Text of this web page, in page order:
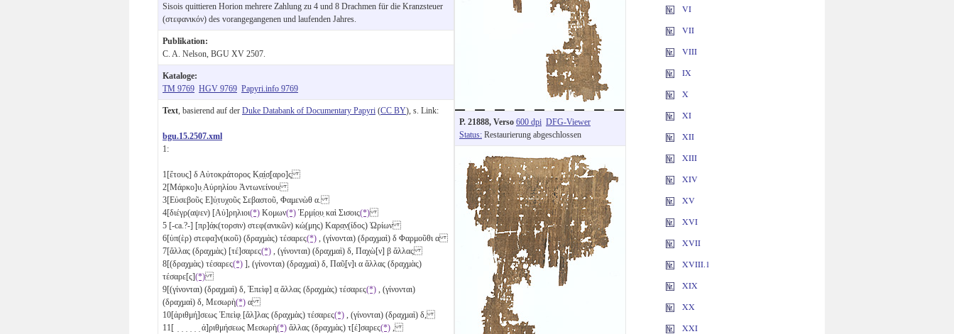
Sisois quittieren Horion mehrere Zahlung zu 4 und 8 Drachmen für die Kranzsteuer
(στεφανικόν) des vorangegangenen und laufenden Jahres.
Publikation:
C. A. Nelson, BGU XV 2507.
Kataloge:
TM 9769 HGV 9769 Papyri.info 9769
Text , basierend auf der Duke Databank of Documentary Papyri (CC BY), s. Link:
bgu.15.2507.xml
1:
1 [ἔτους] δ Αὐτοκράτορος Κ̣α̣ί̣σ̣[αρο]ς̣
2[Μάρκο]υ̣ Αὐρηλίου Ἀντωνείνου
3[Εὐσεβοῦς Ε]ὐ̣τυχοῦς Σεβαστοῦ, Φαμενὼθ α .
4[διέγρ(αψεν) [Αὐ]ρηλιοι(*) Κομων(*) Ἑρμί̣ο̣υ̣ καὶ Σισοις(*)
5 [-ca.?-] [πρ]ά̣κ(τορσιν) στεφ(ανικῶν) κώ̣(μης) Καρ̣α̣ν̣(ίδος) Ὡρίων
6[ὑπ(ὲρ) στεφα]ν(ικοῦ) (δραχμὰς) τέσαρες(*) , (γίνονται) (δραχμαὶ) δ Φαρμοῦθι α
7[ἄλλας (δραχμὰς) [τέ]σαρες(*) , (γίνονται) (δραχμαὶ) δ , Παχὼ[ν] β ἄλλας
8[(δραχμὰς) τέσαρες(*) ], (γίνονται) (δραχμαὶ) δ , Παῦ̣[ν]ι α ἄλλας (δραχμὰς)
τέσαρε[ς](*)
9[(γίνονται) (δραχμαὶ) δ , Ἐπεὶφ] α̣ ἄλλας (δραχμὰς) τέσαρες(*) , (γίνονται)
(δραχμαὶ) δ , Μεσωρὴ(*) α
10[ἀριθμή]σεως Ἐπεὶφ̣ [ἄλ]λας (δραχμὰς) τέσαρες(*) , (γίνονται) (δραχμαὶ) δ ,
11 [ ̣ ̣ ̣ ̣ ̣ ̣ ἀ]ριθμήσεως Μεσωρὴ̣(*) ἄλλας (δραχμὰς) τ[έ]σα̣ρες(*) ,
P. 21888, Verso 600 dpi DFG-Viewer
Status: Restaurierung abgeschlossen
VI
VII
VIII
IX
X
XI
XII
XIII
XIV
XV
XVI
XVII
XVIII.1
XIX
XX
XXI